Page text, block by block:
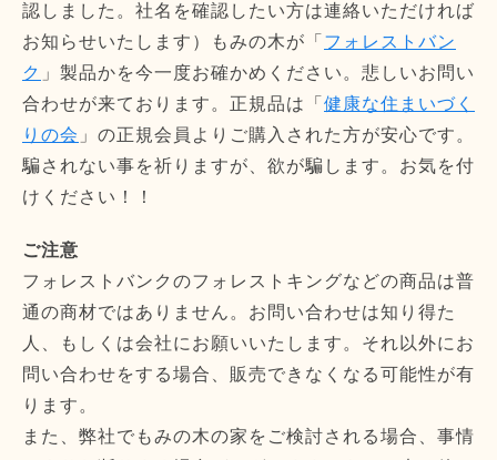
認しました。社名を確認したい方は連絡いただければ
お知らせいたします）もみの木が「 フォレストバン
ク 」製品かを今一度お確かめください。悲しいお問い
合わせが来ております。正規品は「 健康な住まいづく
りの会 」の正規会員よりご購入された方が安心です。
騙されない事を祈りますが、欲が騙します。お気を付
けください！！
ご注意
フォレストバンクのフォレストキングなどの商品は普
通の商材ではありません。お問い合わせは知り得た
人、もしくは会社にお願いいたします。それ以外にお
問い合わせをする場合、販売できなくなる可能性が有
ります。
また、弊社でもみの木の家をご検討される場合、事情